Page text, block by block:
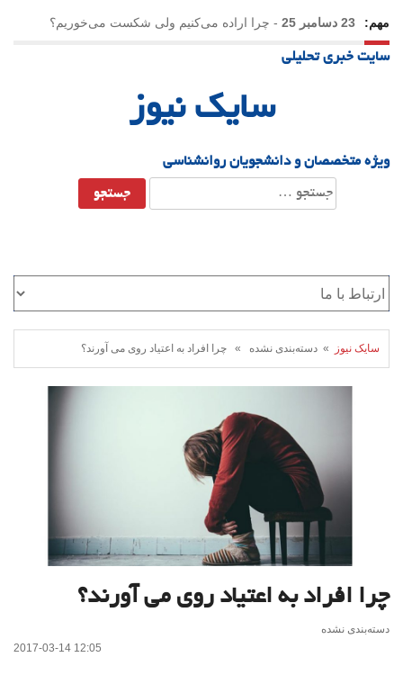
مهم: 23 دسامبر 25 - چرا اراده می‌کنیم ولی شکست می‌خوریم؟
21 دسامبر 25
سایت خبری تحلیلی
سایک نیوز
ویژه متخصصان و دانشجویان روانشناسی
جستجو
برای:
سایک نیوز » دسته‌بندی نشده » چرا افراد به اعتیاد روی می آورند؟
چرا افراد به اعتیاد روی می آورند؟
دسته‌بندی نشده
2017-03-14 12:05